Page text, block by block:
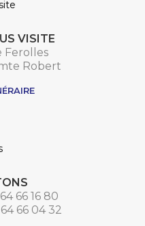
VISITE
Ferolles
Robert
66 16 80
64 66 04 32